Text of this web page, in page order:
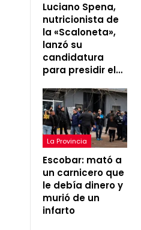
Luciano Spena,
nutricionista de
la «Scaloneta»,
lanzó su
candidatura
para presidir el…
La Provincia
Escobar: mató a
un carnicero que
le debía dinero y
murió de un
infarto